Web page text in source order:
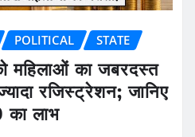
POLITICAL STATE
महिलाओं का जबरदस्त
रजिस्ट्रेशन; जानिए
का लाभ